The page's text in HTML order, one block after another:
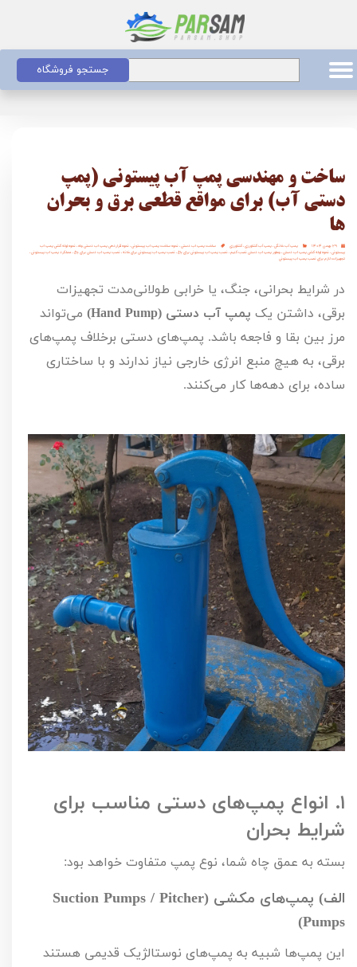
جستجو فروشگاه
ساخت و مهندسی پمپ آب پیستونی (پمپ
دستی آب) برای مواقع قطعی برق و بحران
ها
۲۹ بهمن ۱۴۰۴ پمپ آب خانگی،پمپ آب کشاورزی،کشاورزی ساخت پمپ اب دستی،نحوه ساخت پمپ اب پیستونی،نحوه قراردهی پمپ اب دستی چاه،نحوه لوله کشی پمپ اب
پیستونی،نحوه لوله کشی پمپ اب دستی،چطور پمپ اب دستی نصب کنیم،نصب پمپ اب پیستونی برای باغ،نصب پمپ اب پیستونی برای خانه،نصب پمپ اب دستی برای باغ،عملکرد پمپ اب پیستونی،
تجهیزات لازم برای نصب پمپ اب پیستونی
در شرایط بحرانی، جنگ، یا خرابی طولانی‌مدت تجهیزات
برقی، داشتن یک پمپ آب دستی (Hand Pump
) می‌تواند
مرز بین بقا و فاجعه باشد. پمپ‌های دستی برخلاف پمپ‌های
برقی، به هیچ منبع انرژی خارجی نیاز ندارند و با ساختاری
ساده، برای دهه‌ها کار می‌کنند.
۱. انواع پمپ‌های دستی مناسب برای
شرایط بحران
بسته به عمق چاه شما، نوع پمپ متفاوت خواهد بود:
الف) پمپ‌های مکشی (Suction Pumps / Pitcher
Pumps
)
این پمپ‌ها شبیه به پمپ‌های نوستالژیک قدیمی هستند